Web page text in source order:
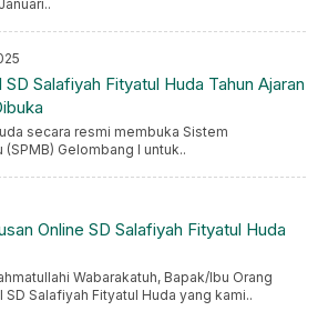
Salafiyah Fityatul Huda Tahun Ajaran
secara resmi membuka Sistem
(SPMB) Gelombang I untuk..
Online SD Salafiyah Fityatul Huda
Wabarakatuh, Bapak/Ibu Orang
SD Salafiyah Fityatul Huda yang kami..